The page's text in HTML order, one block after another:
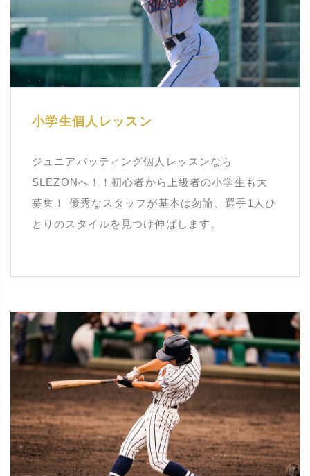
小学生個人レッスン
ジュニアバッティング個人レッスンなら
SLEZONへ！！初心者から上級者の小学生も大
募集！ 優秀なスタッフが基本は勿論、選手1人ひ
とりのスタイルを見つけ伸ばします。